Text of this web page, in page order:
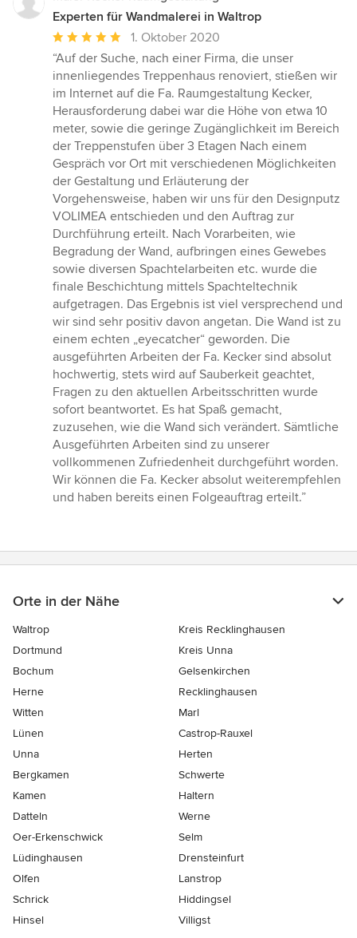
Experten für Wandmalerei in Waltrop
Durchschnittliche
Bewertung:
5
von
5
Sternen
1. Oktober 2020
“Auf der Suche, nach einer Firma, die unser
innenliegendes Treppenhaus renoviert, stießen wir
im Internet auf die Fa. Raumgestaltung Kecker,
Herausforderung dabei war die Höhe von etwa 10
meter, sowie die geringe Zugänglichkeit im Bereich
der Treppenstufen über 3 Etagen Nach einem
Gespräch vor Ort mit verschiedenen Möglichkeiten
der Gestaltung und Erläuterung der
Vorgehensweise, haben wir uns für den Designputz
VOLIMEA entschieden und den Auftrag zur
Durchführung erteilt. Nach Vorarbeiten, wie
Begradung der Wand, aufbringen eines Gewebes
sowie diversen Spachtelarbeiten etc. wurde die
finale Beschichtung mittels Spachteltechnik
aufgetragen. Das Ergebnis ist viel versprechend und
wir sind sehr positiv davon angetan. Die Wand ist zu
einem echten „eyecatcher“ geworden. Die
ausgeführten Arbeiten der Fa. Kecker sind absolut
hochwertig, stets wird auf Sauberkeit geachtet,
Fragen zu den aktuellen Arbeitsschritten wurde
sofort beantwortet. Es hat Spaß gemacht,
zuzusehen, wie die Wand sich verändert. Sämtliche
Ausgeführten Arbeiten sind zu unserer
vollkommenen Zufriedenheit durchgeführt worden.
Wir können die Fa. Kecker absolut weiterempfehlen
und haben bereits einen Folgeauftrag erteilt.”
Orte in der Nähe
Waltrop
Kreis Recklinghausen
Dortmund
Kreis Unna
Bochum
Gelsenkirchen
Herne
Recklinghausen
Witten
Marl
Lünen
Castrop-Rauxel
Unna
Herten
Bergkamen
Schwerte
Kamen
Haltern
Datteln
Werne
Oer-Erkenschwick
Selm
Lüdinghausen
Drensteinfurt
Olfen
Lanstrop
Schrick
Hiddingsel
Hinsel
Villigst